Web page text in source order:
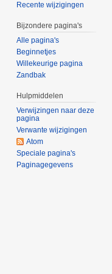
Recente wijzigingen
Bijzondere pagina's
Alle pagina's
Beginnetjes
Willekeurige pagina
Zandbak
Hulpmiddelen
Verwijzingen naar deze
pagina
Verwante wijzigingen
Atom
Speciale pagina's
Paginagegevens